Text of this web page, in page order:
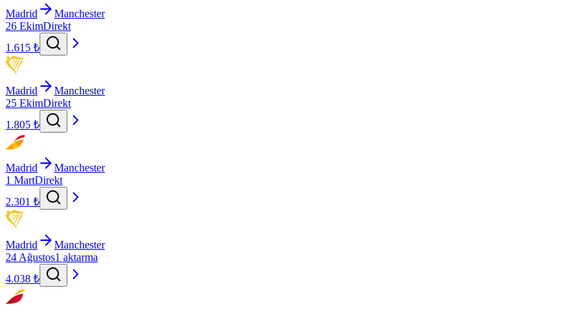
Madrid
Manchester
26 EkimDirekt
1.615 ₺
Madrid
Manchester
25 EkimDirekt
1.805 ₺
Madrid
Manchester
1 MartDirekt
2.301 ₺
Madrid
Manchester
24 Ağustos1 aktarma
4.038 ₺